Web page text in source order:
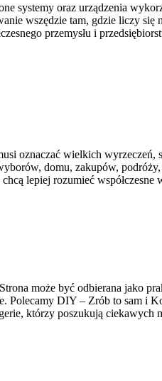
systemy oraz urządzenia
wszędzie tam, gdzie liczy się
przemysłu i
oznaczać wielkich
domu, zakupów,
lepiej rozumieć
może być odbierana jako
Polecamy DIY – Zrób to sam i
którzy poszukują